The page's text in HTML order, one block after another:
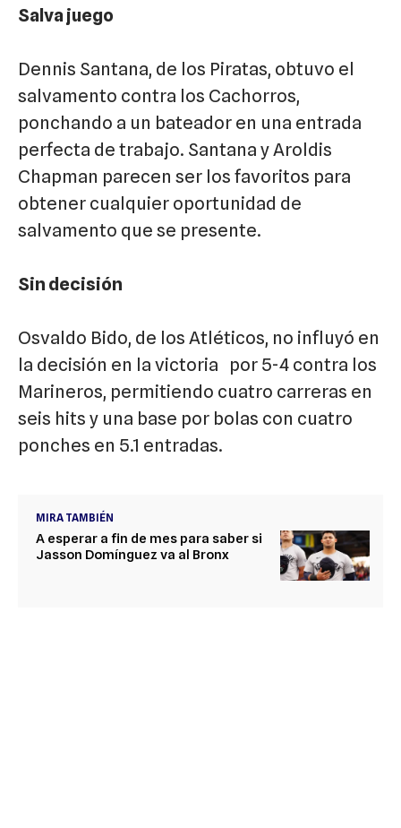
Salva juego
Dennis Santana, de los Piratas, obtuvo el
salvamento contra los Cachorros,
ponchando a un bateador en una entrada
perfecta de trabajo. Santana y Aroldis
Chapman parecen ser los favoritos para
obtener cualquier oportunidad de
salvamento que se presente.
Sin decisión
Osvaldo Bido, de los Atléticos, no influyó en
la decisión en la victoria por 5-4 contra los
Marineros, permitiendo cuatro carreras en
seis hits y una base por bolas con cuatro
ponches en 5.1 entradas.
MIRA TAMBIÉN
A esperar a fin de mes para saber si
Jasson Domínguez va al Bronx